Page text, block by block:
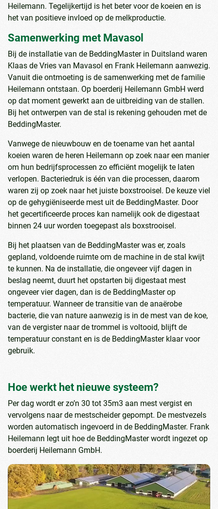
Heilemann. Tegelijkertijd is het beter voor de koeien en is
het van positieve invloed op de melkproductie.
Samenwerking met Mavasol
Bij de installatie van de BeddingMaster in Duitsland waren
Klaas de Vries van Mavasol en Frank Heilemann aanwezig.
Vanuit die ontmoeting is de samenwerking met de familie
Heilemann ontstaan. Op boerderij Heilemann GmbH werd
op dat moment gewerkt aan de uitbreiding van de stallen.
Bij het ontwerpen van de stal is rekening gehouden met de
BeddingMaster.
Vanwege de nieuwbouw en de toename van het aantal
koeien waren de heren Heilemann op zoek naar een manier
om hun bedrijfsprocessen zo efficiënt mogelijk te laten
verlopen. Bacteriedruk is één van die processen, daarom
waren zij op zoek naar het juiste boxstrooisel. De keuze viel
op de gehygiëniseerde mest uit de BeddingMaster. Door
het gecertificeerde proces kan namelijk ook de digestaat
binnen 24 uur worden toegepast als boxstrooisel.
Bij het plaatsen van de BeddingMaster was er, zoals
gepland, voldoende ruimte om de machine in de stal kwijt
te kunnen. Na de installatie, die ongeveer vijf dagen in
beslag neemt, duurt het opstarten bij digestaat mest
ongeveer vier dagen, dan is de BeddingMaster op
temperatuur. Wanneer de transitie van de anaërobe
bacterie, die van nature aanwezig is in de mest van de koe,
van de vergister naar de trommel is voltooid, blijft de
temperatuur constant en is de BeddingMaster klaar voor
gebruik.
Hoe werkt het nieuwe systeem?
Per dag wordt er zo’n 30 tot 35m3 aan mest vergist en
vervolgens naar de mestscheider gepompt. De mestvezels
worden automatisch ingevoerd in de BeddingMaster. Frank
Heilemann legt uit hoe de BeddingMaster wordt ingezet op
boerderij Heilemann GmbH.